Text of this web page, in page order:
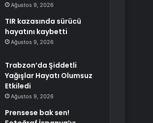
Ağustos 9, 2026
TIR kazasında sürücü
hayatını kaybetti
Ağustos 9, 2026
Trabzon’da Şiddetli
Yağışlar Hayatı Olumsuz
Etkiledi
Ağustos 9, 2026
Prensese bak sen!